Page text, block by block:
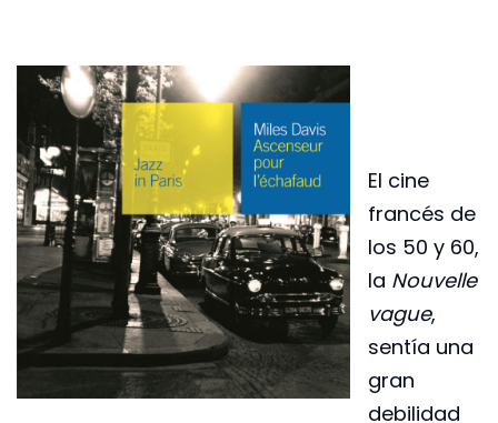
El cine
francés de
los 50 y 60,
la Nouvelle
vague,
sentía una
gran
debilidad